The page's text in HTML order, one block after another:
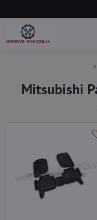
Mitsubishi